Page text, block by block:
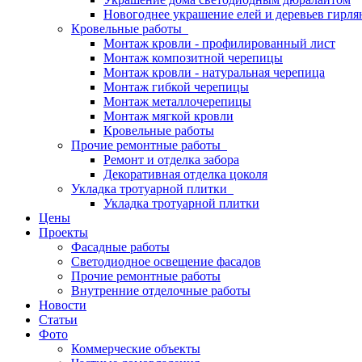
Новогоднее украшение елей и деревьев
Кровельные работы
Монтаж кровли - профилированный лист
Монтаж композитной черепицы
Монтаж кровли - натуральная черепица
Монтаж гибкой черепицы
Монтаж металлочерепицы
Монтаж мягкой кровли
Кровельные работы
Прочие ремонтные работы
Ремонт и отделка забора
Декоративная отделка цоколя
Укладка тротуарной плитки
Укладка тротуарной плитки
Цены
Проекты
Фасадные работы
Светодиодное освещение фасадов
Прочие ремонтные работы
Внутренние отделочные работы
Новости
Статьи
Фото
Коммерческие объекты